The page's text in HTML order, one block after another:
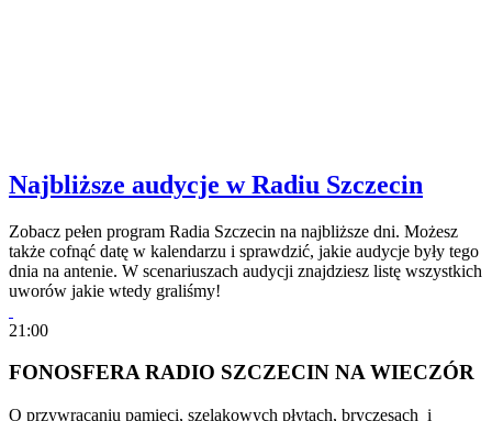
Najbliższe audycje w Radiu Szczecin
Zobacz pełen program Radia Szczecin na najbliższe dni. Możesz
także cofnąć datę w kalendarzu i sprawdzić, jakie audycje były tego
dnia na antenie. W scenariuszach audycji znajdziesz listę wszystkich
uworów jakie wtedy graliśmy!
21:00
FONOSFERA RADIO SZCZECIN NA WIECZÓR
O przywracaniu pamięci, szelakowych płytach, bryczesach i